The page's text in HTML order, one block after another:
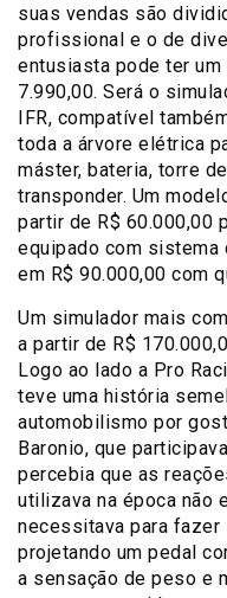
suas vendas são
profissional e o de
entusiasta pode ter um
7.990,00. Será o
IFR, compatível
toda a árvore elétrica
máster, bateria, torre
transponder. Um
partir de R$ 60.000,00
equipado com sistema
em R$ 90.000,00 com
Um simulador mais
a partir de R$
Logo ao lado a Pro
teve uma história
automobilismo por
Baronio, que
percebia que as
utilizava na época não
necessitava para fazer
projetando um pedal
a sensação de peso e